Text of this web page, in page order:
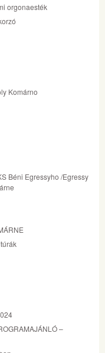
orgonaesték
Komárno
Béni Egressyho /Egressy
–